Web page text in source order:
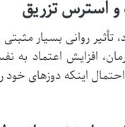
تأثیر روانی بسیار
افزایش اعتماد
احتمال اینکه دوزهای